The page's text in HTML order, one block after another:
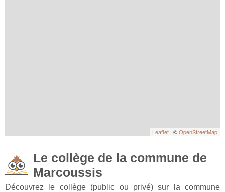
Leaflet | ©OpenStreetMap
Le collège de la commune de
Marcoussis
Découvrez le collège (public ou privé) sur la commune